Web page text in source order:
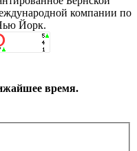
компании по
Йорк.
время.